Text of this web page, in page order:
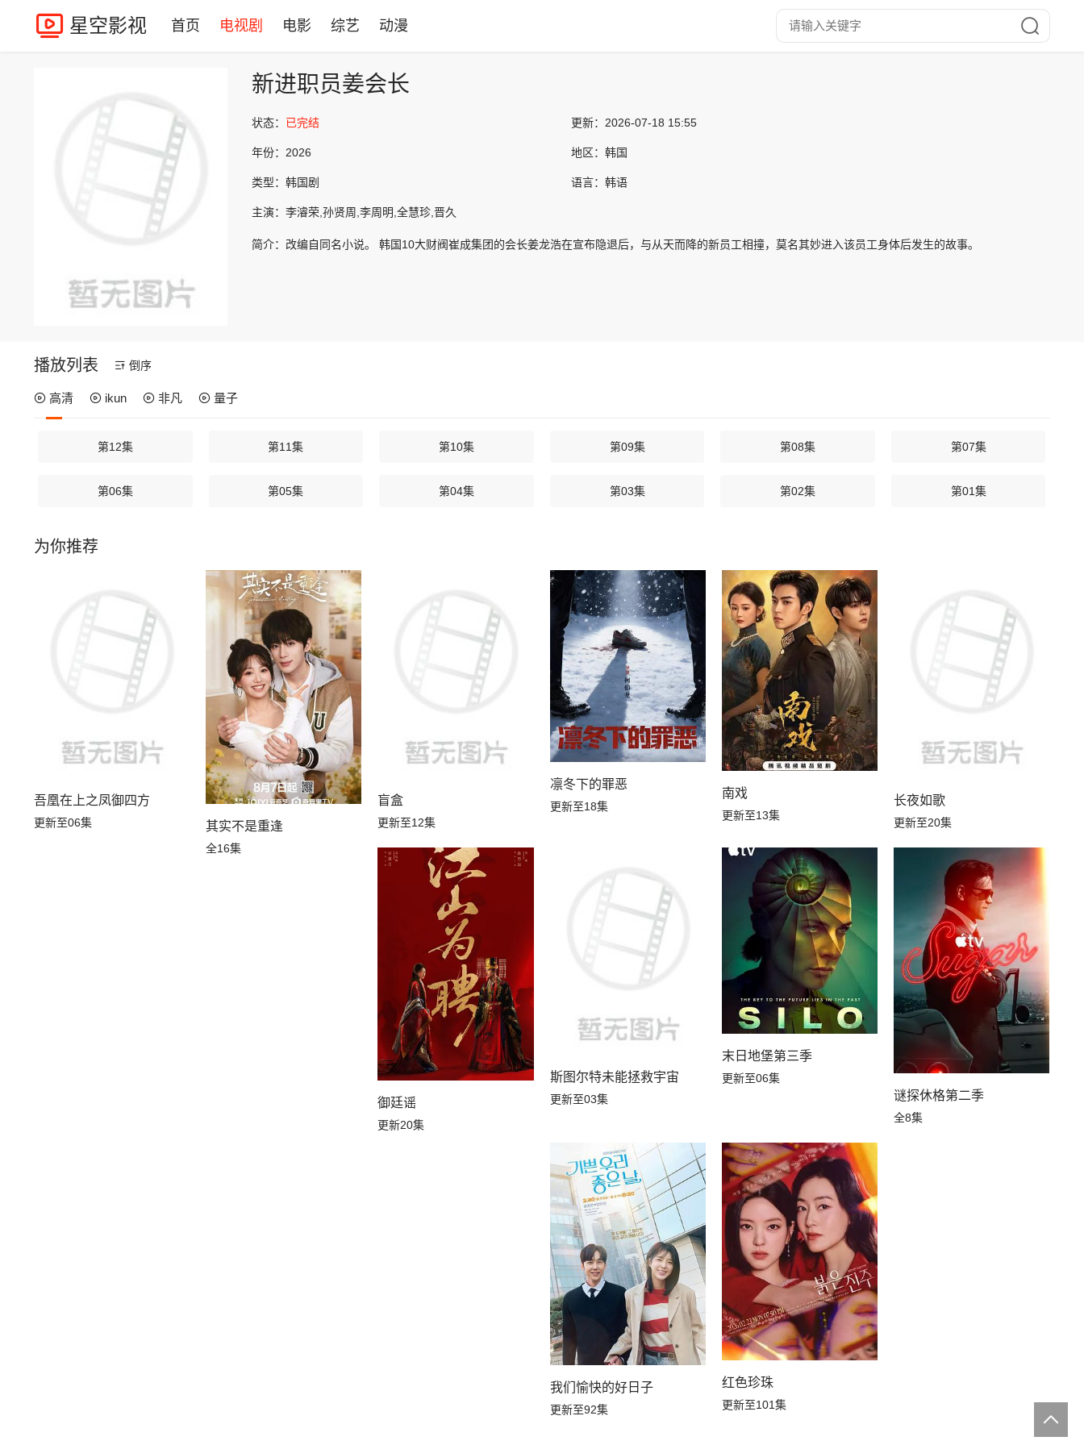
星空影视 首页 电视剧 电影 综艺 动漫
新进职员姜会长
状态： 已完结 更新： 2026-07-18 15:55
年份： 2026 地区： 韩国
类型： 韩国剧 语言： 韩语
主演： 李濬荣,孙贤周,李周明,全慧珍,晋久
简介： 改编自同名小说。 韩国10大财阀崔成集团的会长姜龙浩在宣布隐退后，与从天而降的新员工相撞，莫名其妙进入该员工身体后发生的故事。
播放列表 倒序
高清 ikun 非凡 量子
第12集 第11集 第10集 第09集 第08集 第07集
第06集 第05集 第04集 第03集 第02集 第01集
为你推荐
吾凰在上之凤御四方
更新至06集 其实不是重逢
全16集
盲盒
更新至12集
凛冬下的罪恶
更新至18集
南戏
更新至13集
长夜如歌
更新至20集
御廷谣
更新20集
斯图尔特未能拯救宇宙
更新至03集
末日地堡第三季
更新至06集
谜探休格第二季
全8集
我们愉快的好日子
更新至92集
红色珍珠
更新至101集